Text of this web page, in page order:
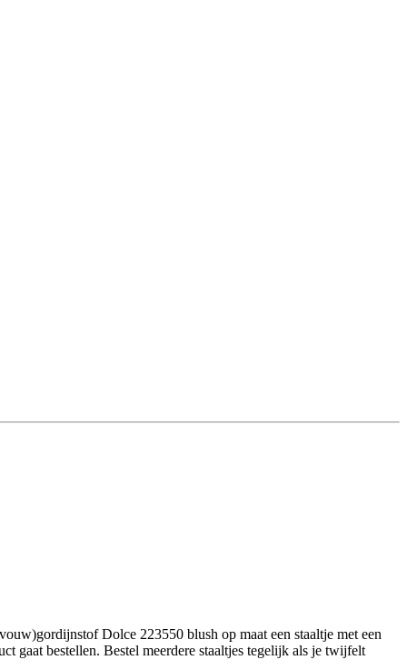
Dolce 223550 blush op maat een staaltje met een
gaat bestellen. Bestel meerdere staaltjes tegelijk als je twijfelt